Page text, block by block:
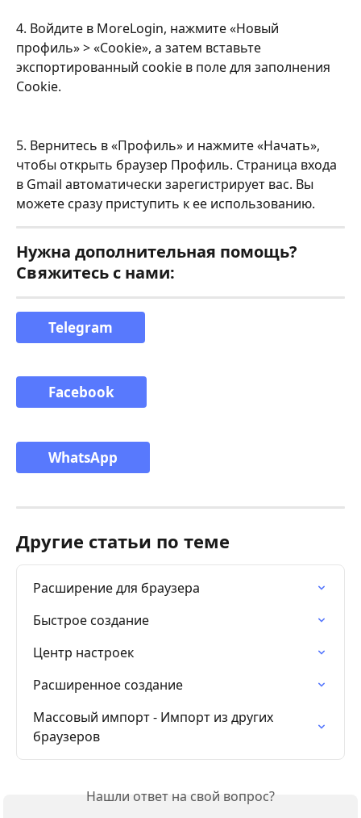
4. Войдите в MoreLogin, нажмите «Новый
профиль» > «Cookie», а затем вставьте
экспортированный cookie в поле для заполнения
Cookie.
5. Вернитесь в «Профиль» и нажмите «Начать»,
чтобы открыть браузер Профиль. Страница входа
в Gmail автоматически зарегистрирует вас. Вы
можете сразу приступить к ее использованию.
Нужна дополнительная помощь?
Свяжитесь с нами:
Telegram
Facebook
WhatsApp
Другие статьи по теме
Расширение для браузера
Быстрое создание
Центр настроек
Расширенное создание
Массовый импорт - Импорт из других
браузеров
Нашли ответ на свой вопрос?